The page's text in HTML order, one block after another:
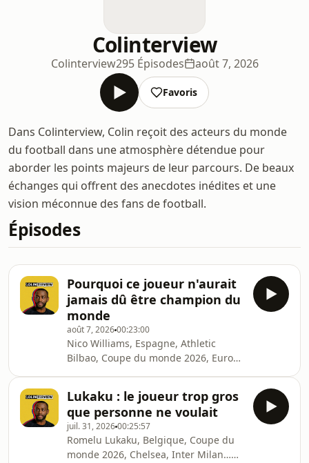
Colinterview
Colinterview295 Épisodes août 7, 2026
Favoris
Dans Colinterview, Colin reçoit des acteurs du monde
du football dans une atmosphère détendue pour
aborder les points majeurs de leur parcours. De beaux
échanges qui offrent des anecdotes inédites et une
vision méconnue des fans de football.
Épisodes
Pourquoi ce joueur n'aurait
jamais dû être champion du
monde
août 7, 202600:23:00
Nico Williams, Espagne, Athletic
Bilbao, Coupe du monde 2026, Euro…
joueur décisif dans les plus grands
rendez-vous ?Buteur en finale de
l&#39;Euro et passeur décisif en
finale du Mondial, Nico Williams
s&#39;est imposé comme l&#39;un
Lukaku : le joueur trop gros
que personne ne voulait
juil. 31, 202600:25:57
Romelu Lukaku, Belgique, Coupe du
monde 2026, Chelsea, Inter Milan…